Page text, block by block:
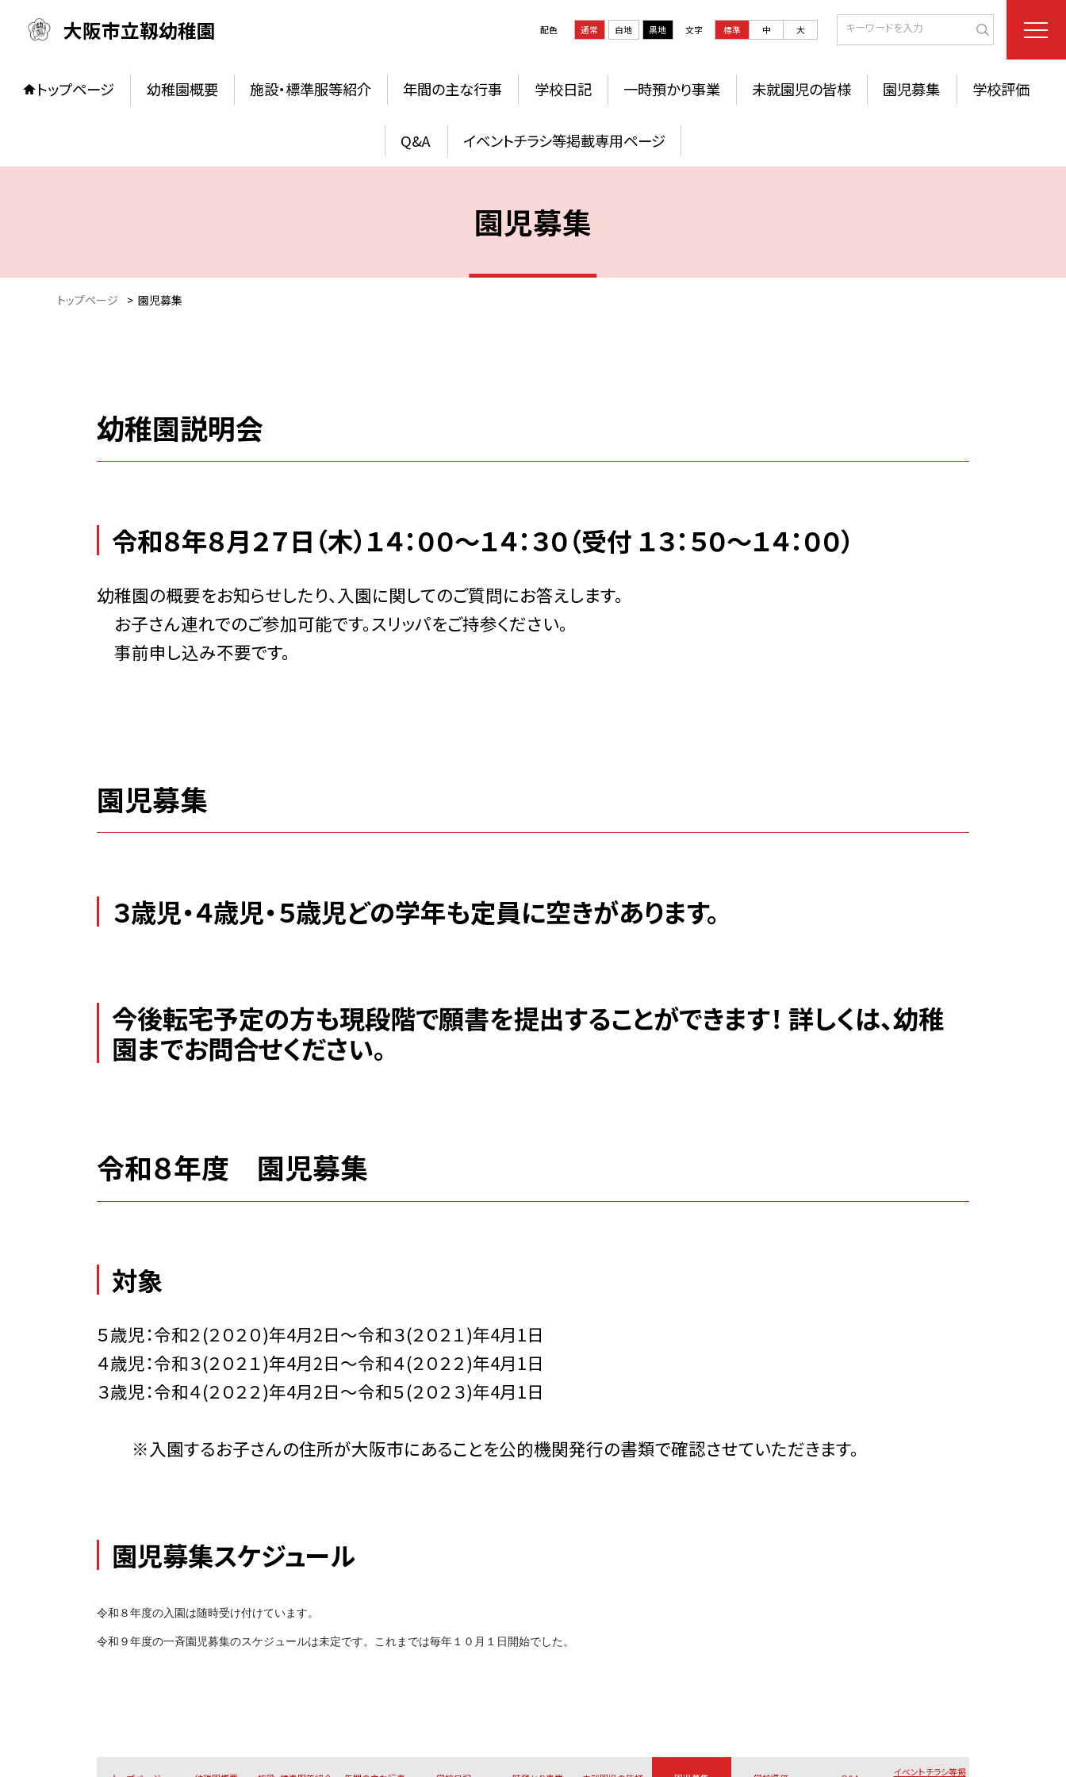
大阪市立靱幼稚園 配色 通常 白地 黒地 文字 標準 中 大
トップページ 幼稚園概要 施設・標準服等紹介 年間の主な行事 学校日記 一時預かり事業 未就園児の皆様 園児募集 学校評価
Q&A イベントチラシ等掲載専用ページ
園児募集
トップページ > 園児募集
幼稚園説明会
令和８年８月２７日（木）１４：００〜１４：３０（受付 １３：５０〜１４：００）
幼稚園の概要をお知らせしたり、入園に関してのご質問にお答えします。
お子さん連れでのご参加可能です。スリッパをご持参ください。
事前申し込み不要です。
園児募集
３歳児・４歳児・５歳児どの学年も定員に空きがあります。
今後転宅予定の方も現段階で願書を提出することができます！ 詳しくは、幼稚
園までお問合せください。
令和８年度 園児募集
対象
５歳児：令和２(２０２０)年4月2日〜令和３(２０２１)年4月1日
４歳児：令和３(２０２１)年4月2日〜令和４(２０２２)年4月1日
３歳児：令和４(２０２２)年4月2日〜令和５(２０２３)年4月1日
※入園するお子さんの住所が大阪市にあることを公的機関発行の書類で確認させていただきます。
園児募集スケジュール
令和８年度の入園は随時受け付けています。
令和９年度の一斉園児募集のスケジュールは未定です。これまでは毎年１０月１日開始でした。
イベントチラシ等掲